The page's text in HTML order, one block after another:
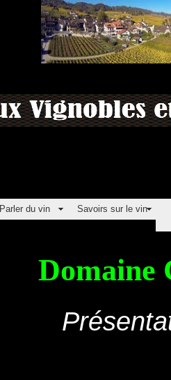
Parler du vin Savoirs sur le vin